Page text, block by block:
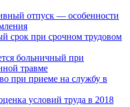
отпуск — особенности
срок при срочном трудовом
больничный при
травме
при приеме на службу в
условий труда в 2018